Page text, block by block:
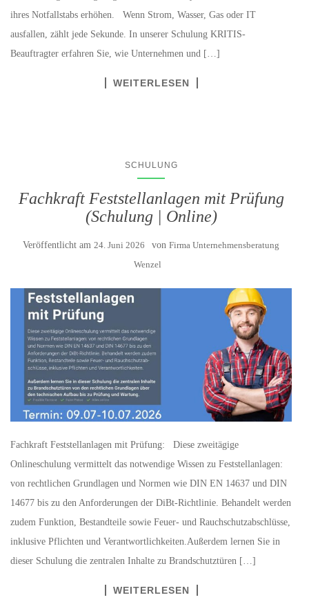
ihres Notfallstabs erhöhen. Wenn Strom, Wasser, Gas oder IT
ausfallen, zählt jede Sekunde. In unserer Schulung KRITIS-
Beauftragter erfahren Sie, wie Unternehmen und […]
WEITERLESEN
SCHULUNG
Fachkraft Feststellanlagen mit Prüfung
(Schulung | Online)
Veröffentlicht am 24. Juni 2026 von Firma Unternehmensberatung
Wenzel
Fachkraft Feststellanlagen mit Prüfung: Diese zweitägige
Onlineschulung vermittelt das notwendige Wissen zu Feststellanlagen:
von rechtlichen Grundlagen und Normen wie DIN EN 14637 und DIN
14677 bis zu den Anforderungen der DiBt-Richtlinie. Behandelt werden
zudem Funktion, Bestandteile sowie Feuer- und Rauchschutzabschlüsse,
inklusive Pflichten und Verantwortlichkeiten.Außerdem lernen Sie in
dieser Schulung die zentralen Inhalte zu Brandschutztüren […]
WEITERLESEN